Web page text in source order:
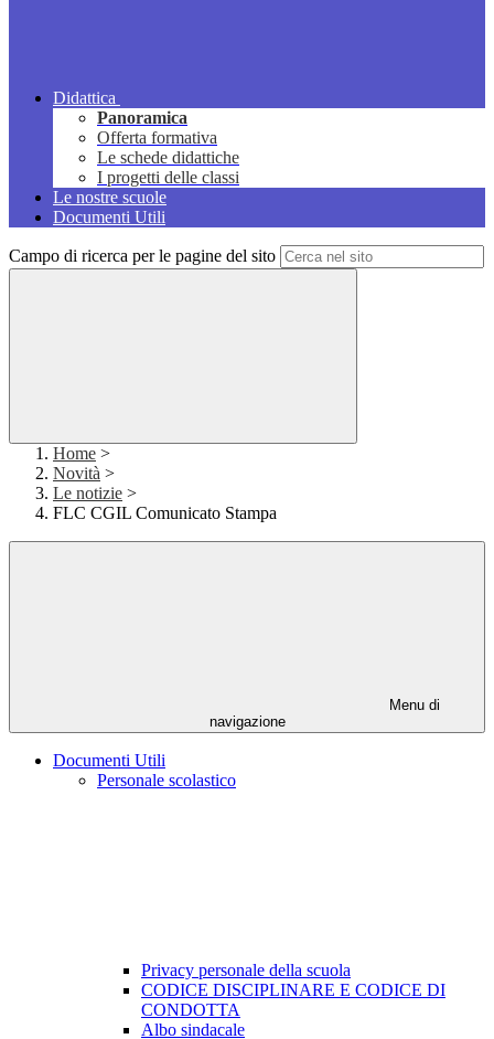
Didattica
Panoramica
Offerta formativa
Le schede didattiche
I progetti delle classi
Le nostre scuole
Documenti Utili
Campo di ricerca per le pagine del sito
Home >
Novità >
Le notizie >
FLC CGIL Comunicato Stampa
Menu di
navigazione
Documenti Utili
Personale scolastico
Privacy personale della scuola
CODICE DISCIPLINARE E CODICE DI
CONDOTTA
Albo sindacale